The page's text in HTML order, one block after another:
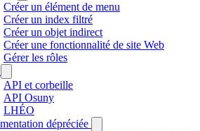
Créer un élément de menu
Créer un index filtré
Créer un objet indirect
Créer une fonctionnalité de site Web
Gérer les rôles
API et corbeille
API Osuny
LHÉO
dépréciée